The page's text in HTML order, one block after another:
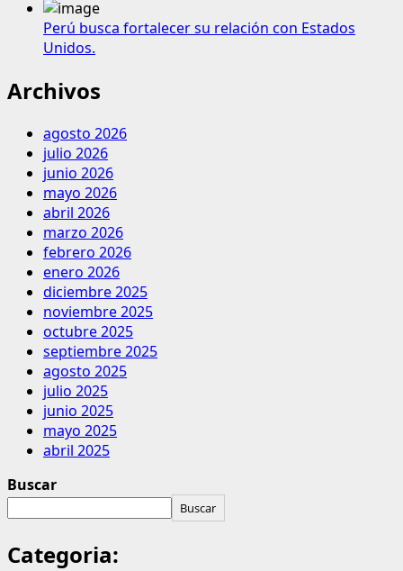
Perú busca fortalecer su relación con Estados
Unidos.
Archivos
agosto 2026
julio 2026
junio 2026
mayo 2026
abril 2026
marzo 2026
febrero 2026
enero 2026
diciembre 2025
noviembre 2025
octubre 2025
septiembre 2025
agosto 2025
julio 2025
junio 2025
mayo 2025
abril 2025
Buscar
Buscar
Categoria: